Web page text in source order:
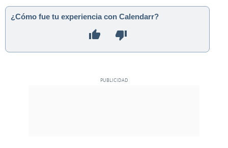
¿Cómo fue tu experiencia con Calendarr?